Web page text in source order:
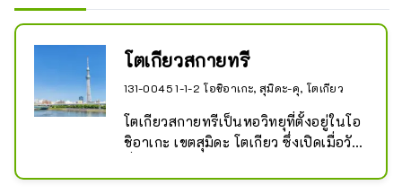
โตเกียวสกายทรี
131-0045 1-1-2 โอชิอาเกะ, สุมิดะ-คุ, โตเกียว
โตเกียวสกายทรีเป็นหอวิทยุที่ตั้งอยู่ในโอ
ชิอาเกะ เขตสุมิดะ โตเกียว ซึ่งเปิดเมื่อวัน
สถานที่สำคัญแห่งหนึ่งของโตเกียว มี